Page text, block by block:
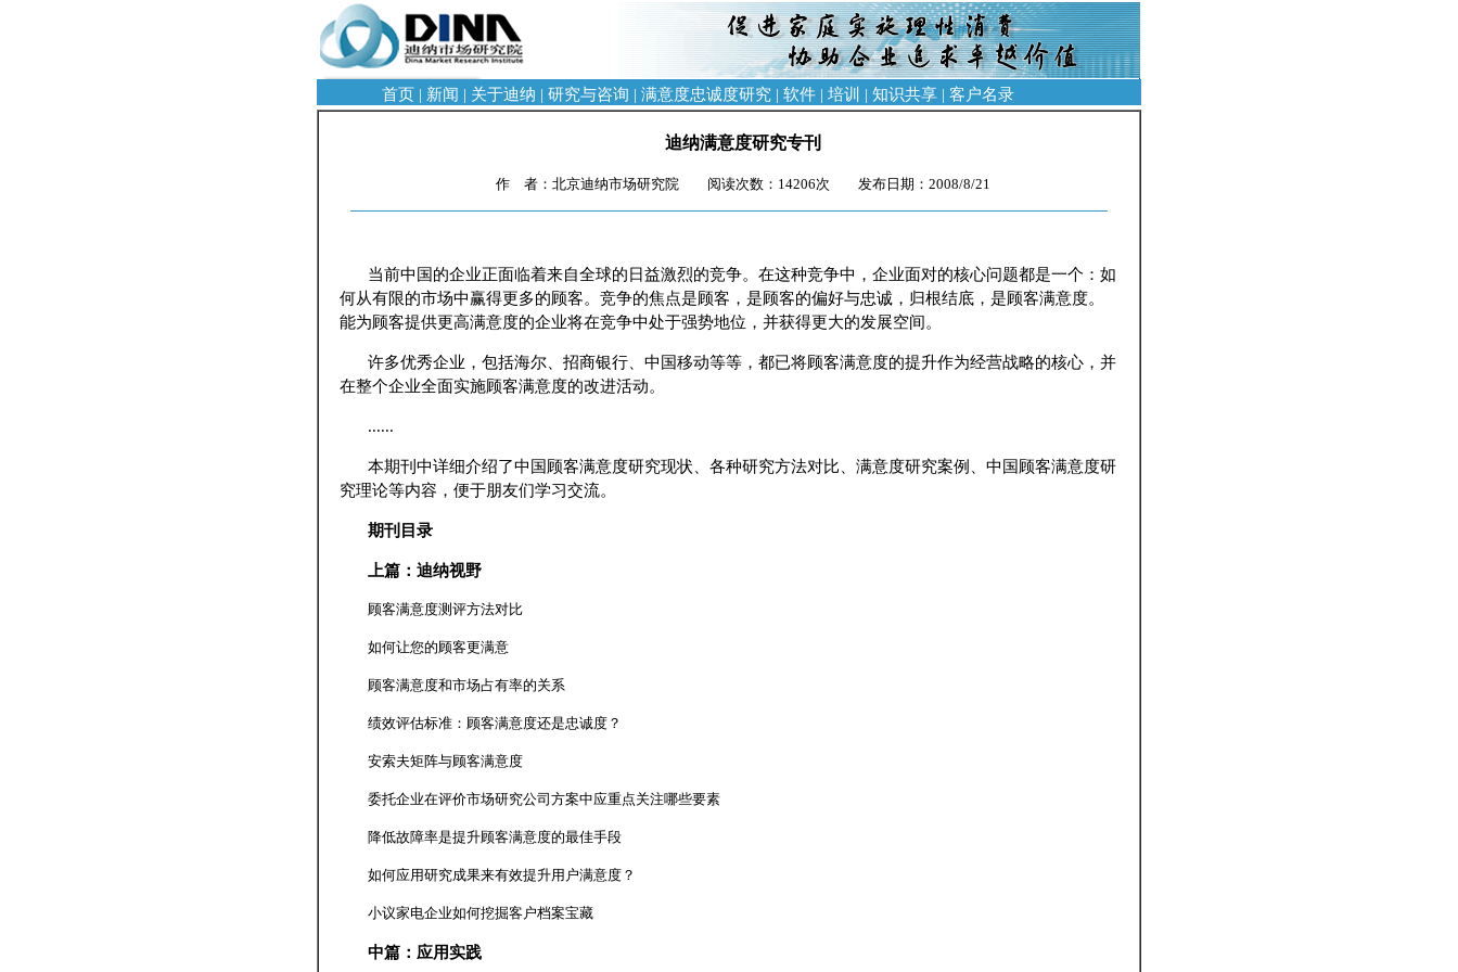
首页 | 新闻 | 关于迪纳 | 研究与咨询 | 满意度忠诚度研究 | 软件 | 培训 | 知识共享 | 客户名录
迪纳满意度研究专刊
作 者：北京迪纳市场研究院 阅读次数：14206次 发布日期：2008/8/21
当前中国的企业正面临着来自全球的日益激烈的竞争。在这种竞争中，企业面对的核心问题都是一个：如
何从有限的市场中赢得更多的顾客。竞争的焦点是顾客，是顾客的偏好与忠诚，归根结底，是顾客满意度。
能为顾客提供更高满意度的企业将在竞争中处于强势地位，并获得更大的发展空间。
许多优秀企业，包括海尔、招商银行、中国移动等等，都已将顾客满意度的提升作为经营战略的核心，并
在整个企业全面实施顾客满意度的改进活动。
......
本期刊中详细介绍了中国顾客满意度研究现状、各种研究方法对比、满意度研究案例、中国顾客满意度研
究理论等内容，便于朋友们学习交流。
期刊目录
上篇：迪纳视野
顾客满意度测评方法对比
如何让您的顾客更满意
顾客满意度和市场占有率的关系
绩效评估标准：顾客满意度还是忠诚度？
安索夫矩阵与顾客满意度
委托企业在评价市场研究公司方案中应重点关注哪些要素
降低故障率是提升顾客满意度的最佳手段
如何应用研究成果来有效提升用户满意度？
小议家电企业如何挖掘客户档案宝藏
中篇：应用实践